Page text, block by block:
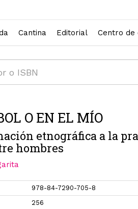
Cantina Editorial Centro de
O EN EL MÍO
etnográfica a la
hombres
978-84-7290-705-8
256